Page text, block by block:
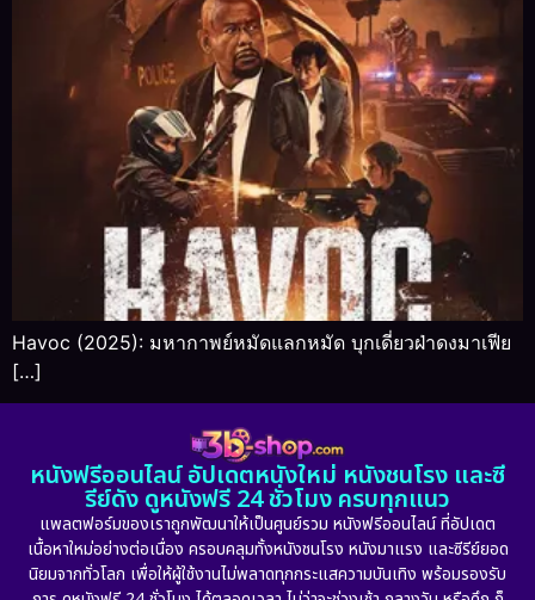
Havoc (2025): มหากาพย์หมัดแลกหมัด บุกเดี่ยวฝ่าดงมาเฟีย
[…]
หนังฟรีออนไลน์ อัปเดตหนังใหม่ หนังชนโรง และซี
รีย์ดัง ดูหนังฟรี 24 ชั่วโมง ครบทุกแนว
แพลตฟอร์มของเราถูกพัฒนาให้เป็นศูนย์รวม หนังฟรีออนไลน์ ที่อัปเดต
เนื้อหาใหม่อย่างต่อเนื่อง ครอบคลุมทั้งหนังชนโรง หนังมาแรง และซีรีย์ยอด
นิยมจากทั่วโลก เพื่อให้ผู้ใช้งานไม่พลาดทุกกระแสความบันเทิง พร้อมรองรับ